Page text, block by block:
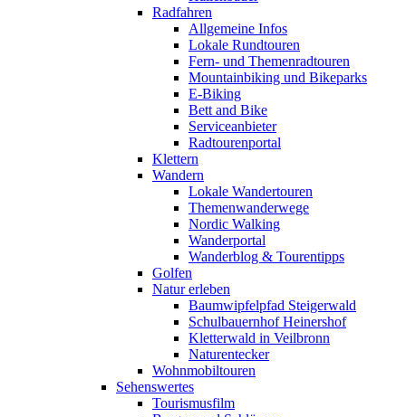
Radfahren
Allgemeine Infos
Lokale Rundtouren
Fern- und Themenradtouren
Mountainbiking und Bikeparks
E-Biking
Bett and Bike
Serviceanbieter
Radtourenportal
Klettern
Wandern
Lokale Wandertouren
Themenwanderwege
Nordic Walking
Wanderportal
Wanderblog & Tourentipps
Golfen
Natur erleben
Baumwipfelpfad Steigerwald
Schulbauernhof Heinershof
Kletterwald in Veilbronn
Naturentecker
Wohnmobiltouren
Sehenswertes
Tourismusfilm